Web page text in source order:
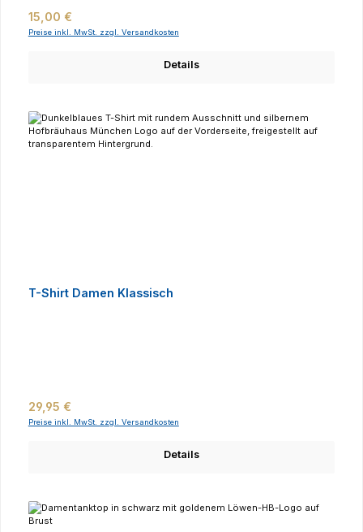
Regulärer Preis:
15,00 €
Preise inkl. MwSt. zzgl. Versandkosten
Details
T-Shirt Damen Klassisch
Regulärer Preis:
29,95 €
Preise inkl. MwSt. zzgl. Versandkosten
Details